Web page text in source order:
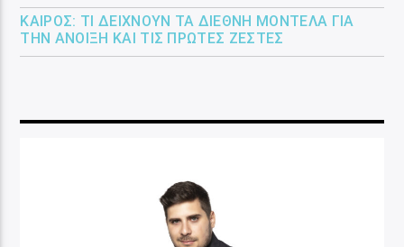
ΚΑΙΡΌΣ: ΤΙ ΔΕΊΧΝΟΥΝ ΤΑ ΔΙΕΘΝΉ ΜΟΝΤΈΛΑ ΓΙΑ
ΤΗΝ ΆΝΟΙΞΗ ΚΑΙ ΤΙΣ ΠΡΏΤΕΣ ΖΈΣΤΕΣ